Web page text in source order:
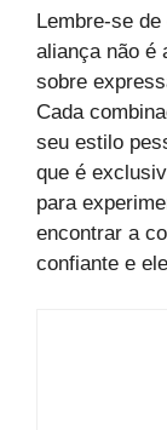
Lembre-se
aliança não é
sobre
Cada
seu estilo
que é
para
encontrar a
confiante e